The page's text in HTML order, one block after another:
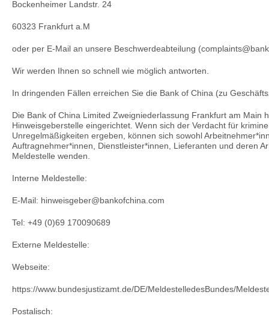
Bockenheimer Landstr. 24
60323 Frankfurt a.M
oder per E-Mail an unsere Beschwerdeabteilung
Wir werden Ihnen so schnell wie möglich antworten.
In dringenden Fällen erreichen Sie die Bank of China (zu
Die Bank of China Limited Zweigniederlassung Frankfurt am Main
Hinweisgeberstelle eingerichtet. Wenn sich der Verdacht für
Unregelmäßigkeiten ergeben, können sich sowohl
Auftragnehmer*innen, Dienstleister*innen, Lieferanten und deren
Meldestelle wenden.
Interne Meldestelle:
E-Mail: hinweisgeber@bankofchina.com
Tel: +49 (0)69 170090689
Externe Meldestelle:
Webseite:
https://www.bundesjustizamt.de/DE/MeldestelledesBundes/
Postalisch: